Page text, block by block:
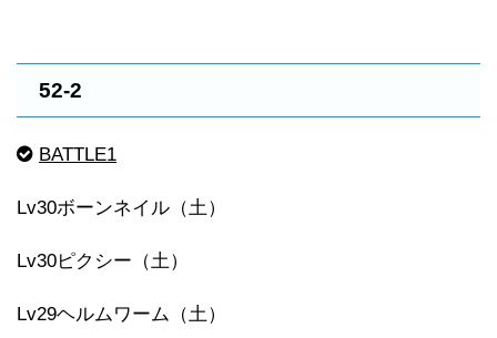
52-2
BATTLE1
Lv30ボーンネイル（土）
Lv30ピクシー（土）
Lv29ヘルムワーム（土）